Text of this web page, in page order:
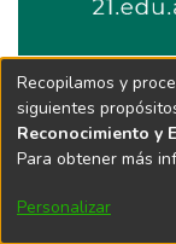
Recopilamos y
siguientes
Reconocimiento y
Para obtener más
Personalizar